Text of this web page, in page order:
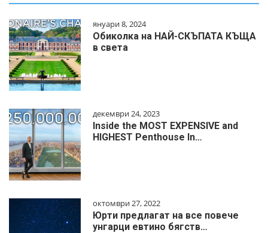
януари 8, 2024
Обиколка на НАЙ-СКЪПАТА КЪЩА
в света
декември 24, 2023
Inside the MOST EXPENSIVE and
HIGHEST Penthouse In…
октомври 27, 2022
Юрти предлагат на все повече
унгарци евтино бягств…